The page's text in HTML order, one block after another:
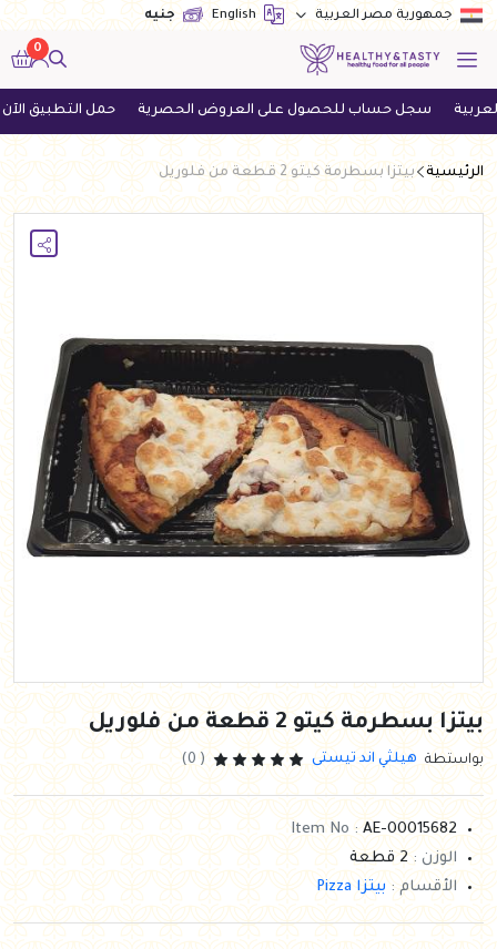
جمهورية مصر العربية English جنيه
0
سجل حساب للحصول على العروض الحصرية حمل التطبيق الآن
الرئيسية بيتزا بسطرمة كيتو 2 قطعة من فلوريل
بيتزا بسطرمة كيتو 2 قطعة من فلوريل
بواستطة هيلثي اند تيستى ( 0)
Item No :AE-00015682
الوزن :2 قطعة
الأقسام : بيتزا Pizza